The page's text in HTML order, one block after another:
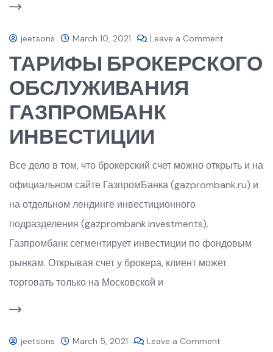
jeetsons March 10, 2021 Leave a Comment
ТАРИФЫ БРОКЕРСКОГО
ОБСЛУЖИВАНИЯ
ГАЗПРОМБАНК
ИНВЕСТИЦИИ
Все дело в том, что брокерский счет можно открыть и на
официальном сайте ГазпромБанка (gazprombank.ru) и
на отдельном лендинге инвестиционного
подразделения (gazprombank.investments).
Газпромбанк сегментирует инвестиции по фондовым
рынкам. Открывая счет у брокера, клиент может
торговать только на Московской и
jeetsons March 5, 2021 Leave a Comment